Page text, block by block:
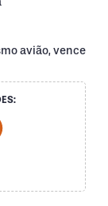
avião, vence
MediaMedia
Social Media
Tiktok Social